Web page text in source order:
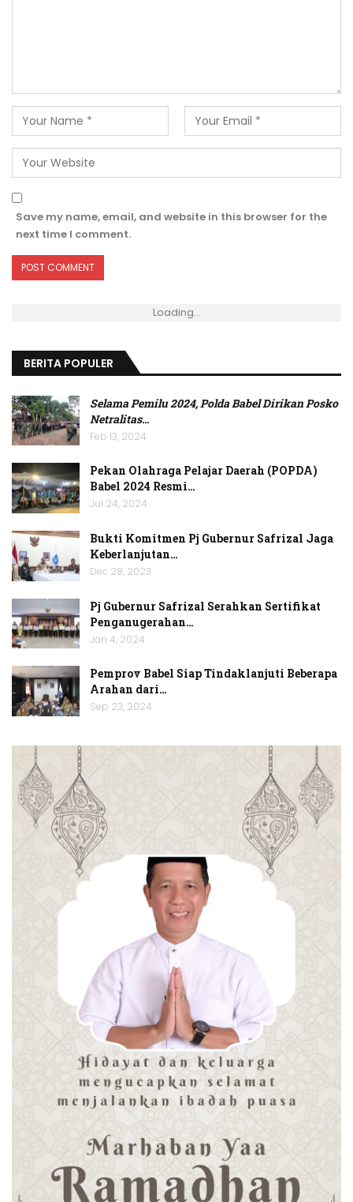
Save my name, email, and website in this browser for the
next time I comment.
Loading...
BERITA POPULER
Selama Pemilu 2024, Polda Babel Dirikan Posko
Netralitas…
Feb 13, 2024
Pekan Olahraga Pelajar Daerah (POPDA)
Babel 2024 Resmi…
Jul 24, 2024
Bukti Komitmen Pj Gubernur Safrizal Jaga
Keberlanjutan…
Dec 28, 2023
Pj Gubernur Safrizal Serahkan Sertifikat
Penganugerahan…
Jan 4, 2024
Pemprov Babel Siap Tindaklanjuti Beberapa
Arahan dari…
Sep 23, 2024